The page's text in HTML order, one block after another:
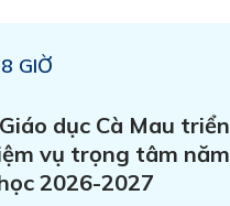
GIỜ
dục Cà Mau triển
vụ trọng tâm năm
2026-2027